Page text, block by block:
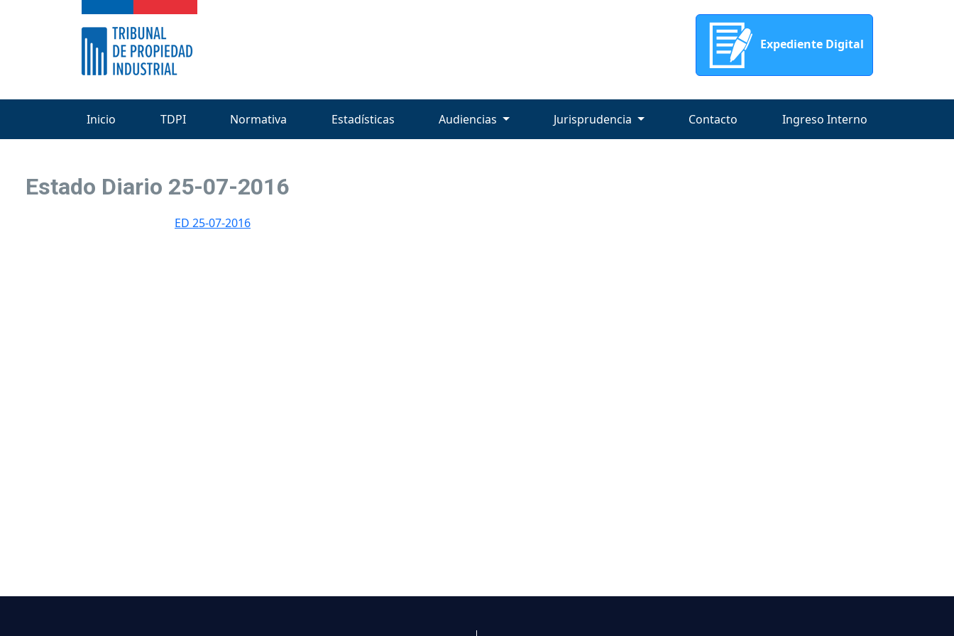
Expediente Digital
Inicio TDPI Normativa Estadísticas Audiencias Jurisprudencia Contacto Ingreso Interno
Estado Diario 25-07-2016
ED 25-07-2016